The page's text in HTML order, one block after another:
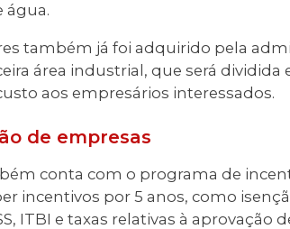
água.
também já foi adquirido pela
área industrial, que será dividida
aos empresários interessados.
de empresas
conta com o programa de
incentivos por 5 anos, como
ITBI e taxas relativas à aprovação